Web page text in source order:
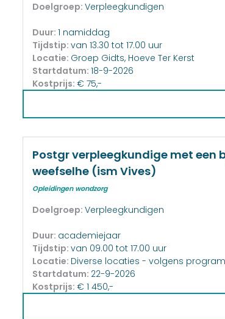
Doelgroep: Verpleegkundigen
Duur: 1 namiddag
Tijdstip: van 13.30 tot 17.00 uur
Locatie: Groep Gidts, Hoeve Ter Kerst
Startdatum: 18-9-2026
Kostprijs: € 75,-
Postgr verpleegkundige met een
weefselhe (ism Vives)
Opleidingen wondzorg
Doelgroep: Verpleegkundigen
Duur: academiejaar
Tijdstip: van 09.00 tot 17.00 uur
Locatie: Diverse locaties - volgens
Startdatum: 22-9-2026
Kostprijs: € 1 450,-